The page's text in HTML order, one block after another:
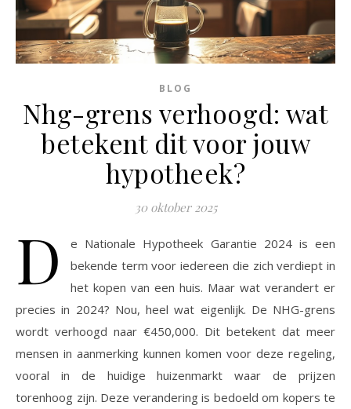
BLOG
Nhg-grens verhoogd: wat
betekent dit voor jouw
hypotheek?
30 oktober 2025
D
e Nationale Hypotheek Garantie 2024 is een
bekende term voor iedereen die zich verdiept in
het kopen van een huis. Maar wat verandert er
precies in 2024? Nou, heel wat eigenlijk. De NHG-grens
wordt verhoogd naar €450,000. Dit betekent dat meer
mensen in aanmerking kunnen komen voor deze regeling,
vooral in de huidige huizenmarkt waar de prijzen
torenhoog zijn. Deze verandering is bedoeld om kopers te